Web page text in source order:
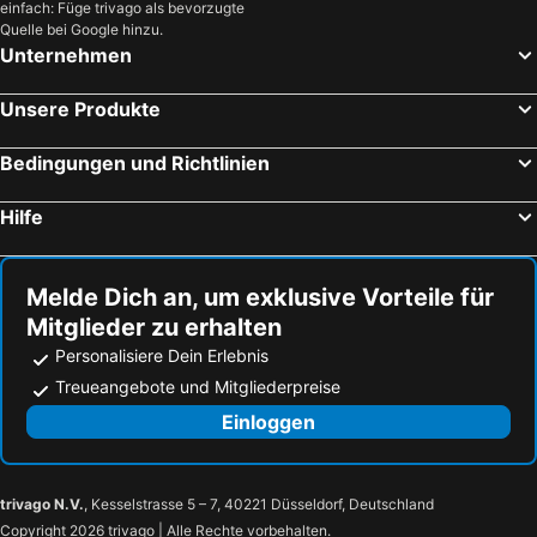
einfach: Füge trivago als bevorzugte
Quelle bei Google hinzu.
Unternehmen
Unsere Produkte
Bedingungen und Richtlinien
Hilfe
Melde Dich an, um exklusive Vorteile für
Mitglieder zu erhalten
Personalisiere Dein Erlebnis
Treueangebote und Mitgliederpreise
Einloggen
trivago N.V., Kesselstrasse 5 – 7, 40221 Düsseldorf, Deutschland
Copyright 2026 trivago | Alle Rechte vorbehalten.